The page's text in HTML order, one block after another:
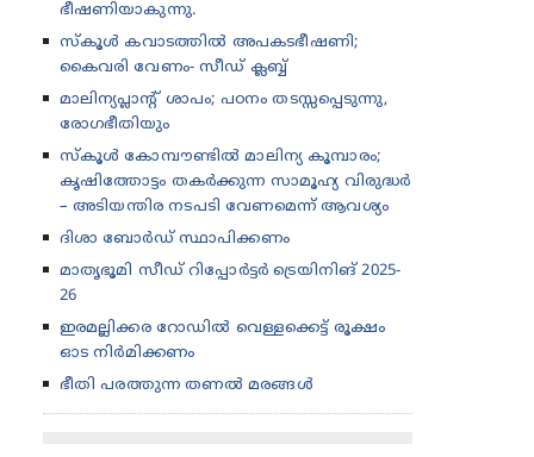
ഭീഷണിയാകുന്നു.
സ്കൂൾ കവാടത്തിൽ അപകടഭീഷണി;
കൈവരി വേണം- സീഡ് ക്ലബ്ബ്
മാലിന്യപ്ലാന്റ് ശാപം; പഠനം തടസ്സപ്പെടുന്നു,
രോഗഭീതിയും
സ്കൂൾ കോമ്പൗണ്ടിൽ മാലിന്യ കൂമ്പാരം;
കൃഷിത്തോട്ടം തകർക്കുന്ന സാമൂഹ്യ വിരുദ്ധർ
– അടിയന്തിര നടപടി വേണമെന്ന് ആവശ്യം
ദിശാ ബോർഡ് സ്ഥാപിക്കണം
മാതൃഭൂമി സീഡ് റിപ്പോർട്ടർ ട്രെയിനിങ് 2025-
26
ഇരമല്ലിക്കര റോഡിൽ വെള്ളക്കെട്ട് രൂക്ഷം
ഓട നിർമിക്കണം
ഭീതി പരത്തുന്ന തണൽ മരങ്ങൾ